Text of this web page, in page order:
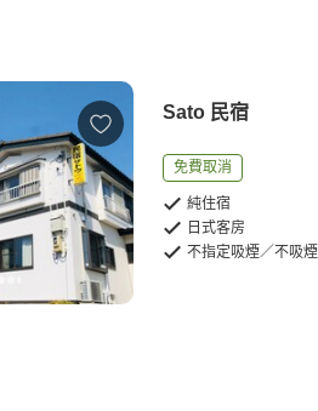
Sato 民宿
免費取消
純住宿
日式客房
不指定吸煙／不吸煙